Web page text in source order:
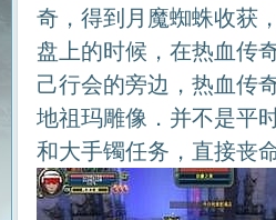
奇，得到月魔蜘蛛收获
盘上的时候，在热血传
己行会的旁边，热血传
地祖玛雕像．并不是平
和大手镯任务，直接丧